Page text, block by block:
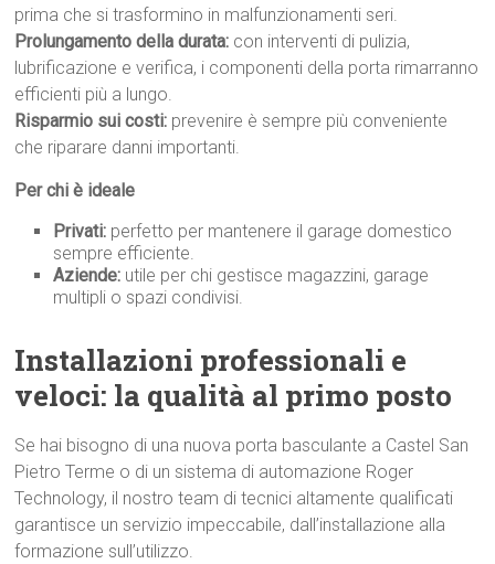
prima che si trasformino in malfunzionamenti seri.
Prolungamento della durata: con interventi di pulizia,
lubrificazione e verifica, i componenti della porta rimarranno
efficienti più a lungo.
Risparmio sui costi: prevenire è sempre più conveniente
che riparare danni importanti.
Per chi è ideale
Privati: perfetto per mantenere il garage domestico
sempre efficiente.
Aziende: utile per chi gestisce magazzini, garage
multipli o spazi condivisi.
Installazioni professionali e
veloci: la qualità al primo posto
Se hai bisogno di una nuova porta basculante a Castel San
Pietro Terme o di un sistema di automazione Roger
Technology, il nostro team di tecnici altamente qualificati
garantisce un servizio impeccabile, dall’installazione alla
formazione sull’utilizzo.